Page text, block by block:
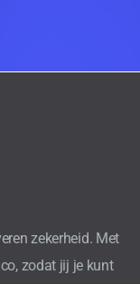
zekerheid. Met
zodat jij je kunt